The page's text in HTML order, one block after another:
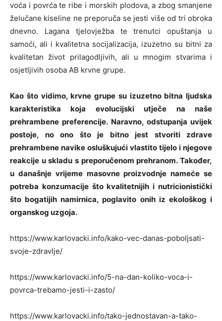
voća i povrća te ribe i morskih plodova, a zbog smanjene
želučane kiseline ne preporuča se jesti više od tri obroka
dnevno. Lagana tjelovježba te trenutci opuštanja u
samoći, ali i kvalitetna socijalizacija, izuzetno su bitni za
kvalitetan život prilagodljivih, ali u mnogim stvarima i
osjetljivih osoba AB krvne grupe.
Kao što vidimo, krvne grupe su izuzetno bitna ljudska
karakteristika koja evolucijski utječe na naše
prehrambene preferencije. Naravno, odstupanja uvijek
postoje, no ono što je bitno jest stvoriti zdrave
prehrambene navike osluškujući vlastito tijelo i njegove
reakcije u skladu s preporučenom prehranom. Također,
u današnje vrijeme masovne proizvodnje nameće se
potreba konzumacije što kvalitetnijih i nutricionistički
što bogatijih namirnica, poglavito onih iz ekološkog i
organskog uzgoja.
https://www.karlovacki.info/kako-vec-danas-poboljsati-
svoje-zdravlje/
https://www.karlovacki.info/5-na-dan-koliko-voca-i-
povrca-trebamo-jesti-i-zasto/
https://www.karlovacki.info/tako-jednostavan-a-tako-